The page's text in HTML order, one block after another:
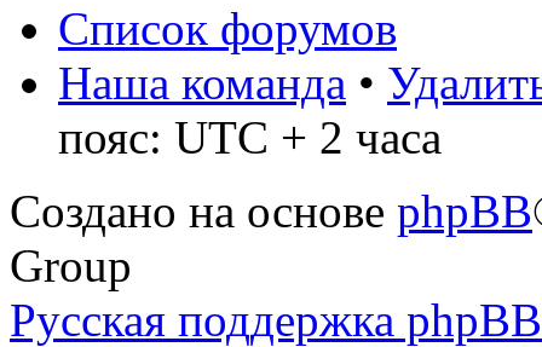
Список форумов
Наша команда •
пояс: UTC + 2 часа
Создано на основе phpBB
Group
Русская поддержка phpBB